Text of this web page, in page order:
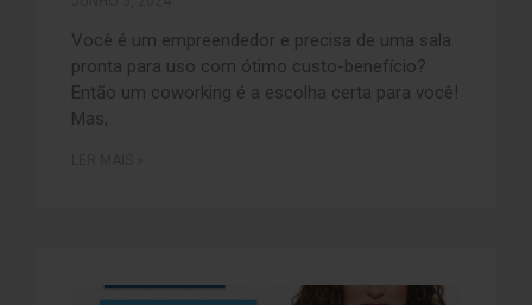
Você é um empreendedor e precisa de uma sala
pronta para uso com ótimo custo-benefício?
Então um coworking é a escolha certa para você!
Mas,